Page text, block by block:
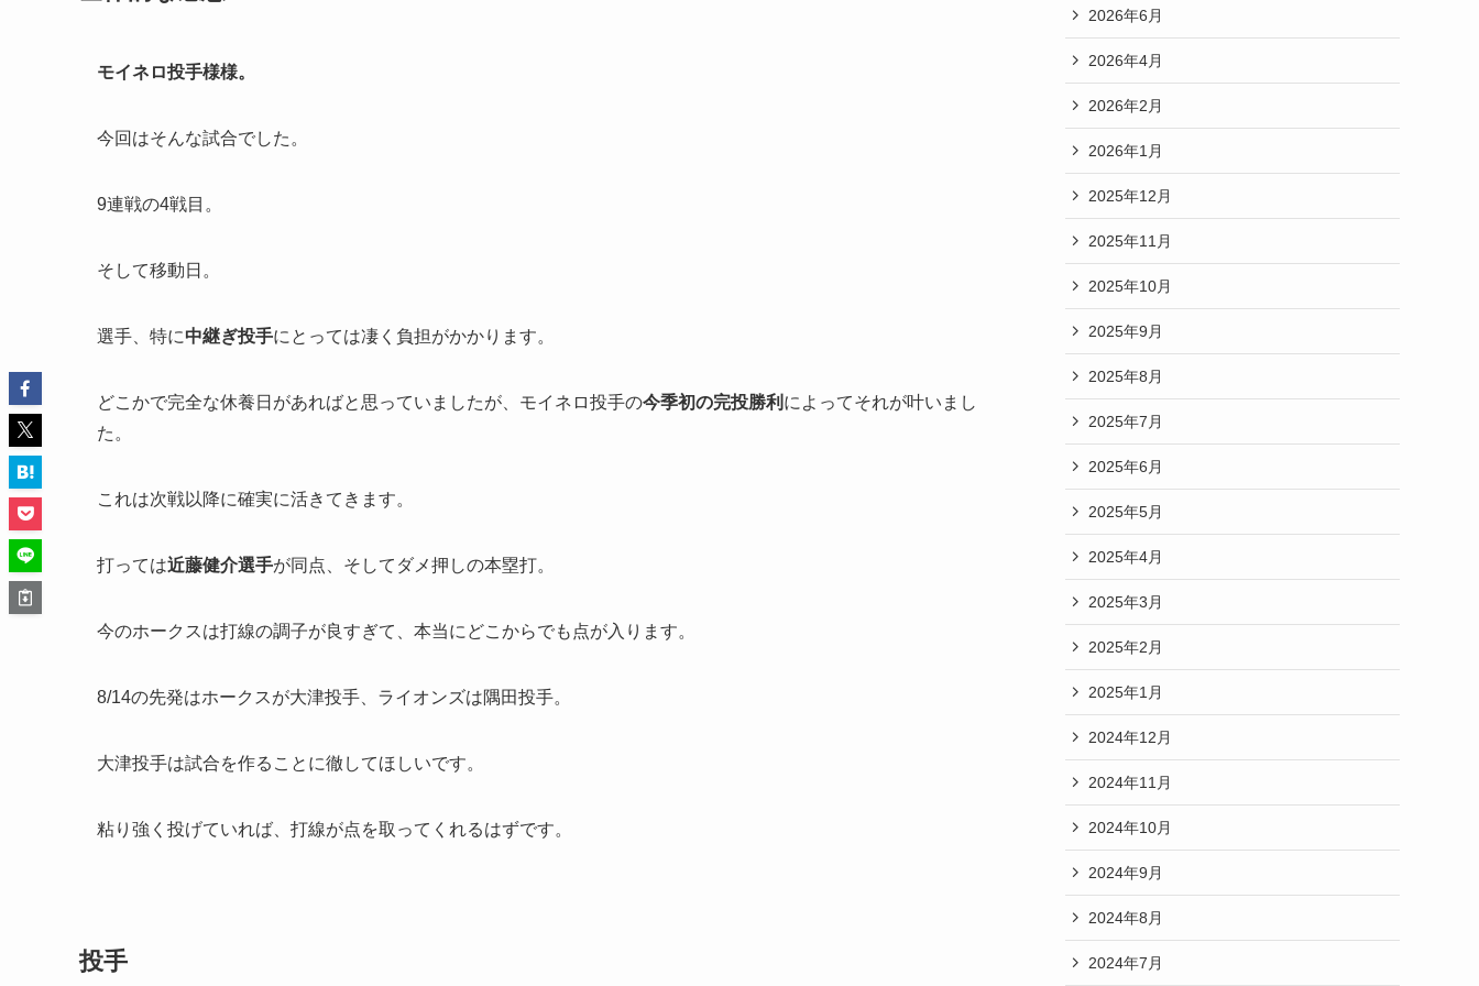
モイネロ投手様様。
今回はそんな試合でした。
9連戦の4戦目。
そして移動日。
選手、特に中継ぎ投手にとっては凄く負担がかかります。
どこかで完全な休養日があればと思っていましたが、モイネロ投手の今季初の完投勝利 によってそれが叶いまし
た。
これは次戦以降に確実に活きてきます。
打っては近藤健介選手が同点、そしてダメ押しの本塁打。
今のホークスは打線の調子が良すぎて、本当にどこからでも点が入ります。
8/14の先発はホークスが大津投手、ライオンズは隅田投手。
大津投手は試合を作ることに徹してほしいです。
粘り強く投げていれば、打線が点を取ってくれるはずです。
投手
2026年6月
2026年4月
2026年2月
2026年1月
2025年12月
2025年11月
2025年10月
2025年9月
2025年8月
2025年7月
2025年6月
2025年5月
2025年4月
2025年3月
2025年2月
2025年1月
2024年12月
2024年11月
2024年10月
2024年9月
2024年8月
2024年7月